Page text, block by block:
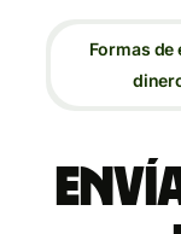
Formas de